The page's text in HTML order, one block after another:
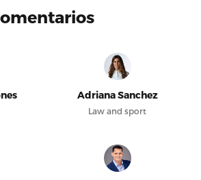
Adriana Sanchez
Law and sport